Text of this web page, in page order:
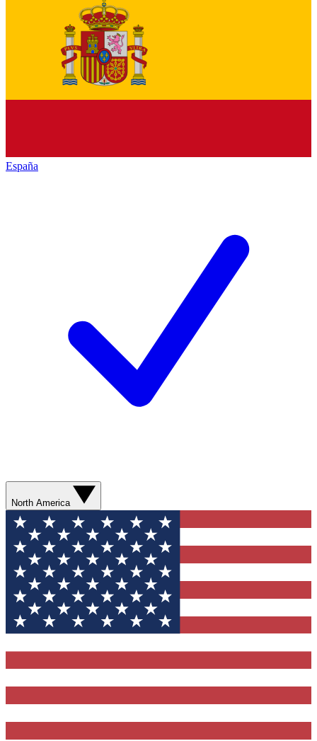
España
North America